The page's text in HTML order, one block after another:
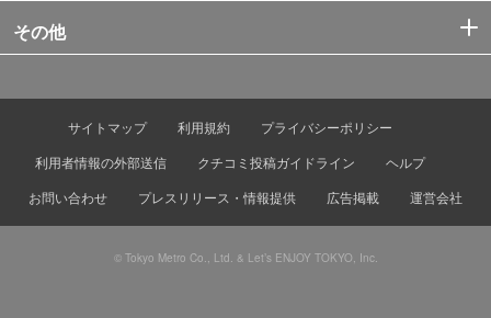
その他
サイトマップ 利用規約
プライバシーポリシー
利用者情報の外部送信
クチコミ投稿ガイドライン
ヘルプ
お問い合わせ
プレスリリース・情報提供 広告掲載 運営会社
© Tokyo Metro Co., Ltd. & Let’s ENJOY TOKYO, Inc.